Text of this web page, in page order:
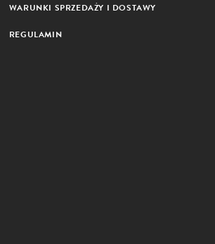
WARUNKI SPRZEDAŻY I DOSTAWY
REGULAMIN